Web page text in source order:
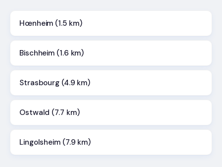
Hœnheim (1.5 km)
Bischheim (1.6 km)
Strasbourg (4.9 km)
Ostwald (7.7 km)
Lingolsheim (7.9 km)